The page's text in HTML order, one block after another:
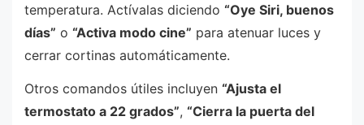
temperatura. Actívalas diciendo “Oye Siri, buenos
días” o “Activa modo cine” para atenuar luces y
cerrar cortinas automáticamente.
Otros comandos útiles incluyen “Ajusta el
termostato a 22 grados”, “Cierra la puerta del